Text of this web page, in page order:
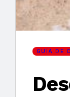
GUÍA DE